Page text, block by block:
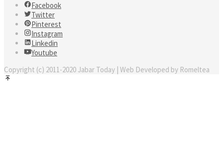
Facebook
Twitter
Pinterest
Instagram
Linkedin
Youtube
Copyright (c) 2011-2020 Jabar Today | Web Developed by Romeltea